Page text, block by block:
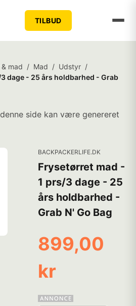
TILBUD
mad / Mad / Udstyr /
dage - 25 års holdbarhed - Grab
side kan være genereret
BACKPACKERLIFE.DK
Frysetørret mad -
1 prs/3 dage - 25
års holdbarhed -
Grab N' Go Bag
899,00
kr